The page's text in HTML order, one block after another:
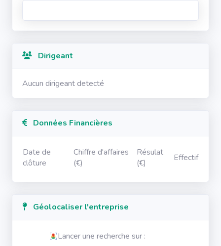
Dirigeant
Aucun dirigeant detecté
Données Financières
Date de
clôture
Chiffre d'affaires
(€)
Résulat
(€)
Effectif
Géolocaliser l'entreprise
Lancer une recherche sur :